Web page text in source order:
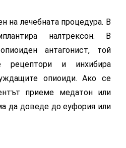
на лечебната процедура. В
налтрексон. В
антагонист, той
рецептори и инхибира
опиоиди. Ако се
приеме медатон или
да доведе до еуфория или